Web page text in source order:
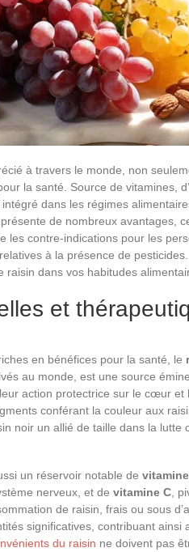
à travers le monde, non
la santé. Source de vitamines,
dans les régimes
de nombreux avantages,
les contre-indications pour les
à la présence de
raisin dans vos habitudes
et
en bénéfices pour la santé, le
au monde, est une source
action protectrice sur le cœur et
conférant la couleur aux
noir un allié de taille dans la lutte
un réservoir notable de
nerveux, et de vitamine C ,
de raisin, frais ou sous
significatives, contribuant ainsi
du raisin ne doivent pas